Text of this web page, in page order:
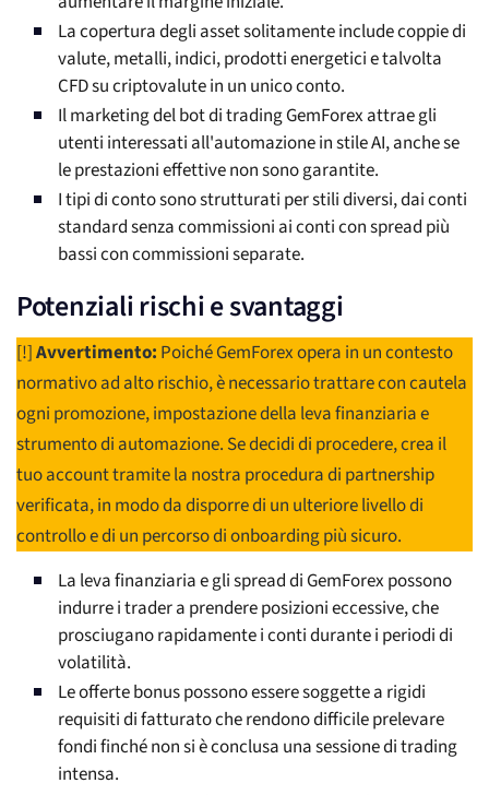
La copertura degli asset solitamente include coppie di
valute, metalli, indici, prodotti energetici e talvolta
CFD su criptovalute in un unico conto.
Il marketing del bot di trading GemForex attrae gli
utenti interessati all'automazione in stile AI, anche se
le prestazioni effettive non sono garantite.
I tipi di conto sono strutturati per stili diversi, dai conti
standard senza commissioni ai conti con spread più
bassi con commissioni separate.
Potenziali rischi e svantaggi
[!]Avvertimento: Poiché GemForex opera in un contesto
normativo ad alto rischio, è necessario trattare con cautela
ogni promozione, impostazione della leva finanziaria e
strumento di automazione. Se decidi di procedere, crea il
tuo account tramite la nostra procedura di partnership
verificata, in modo da disporre di un ulteriore livello di
controllo e di un percorso di onboarding più sicuro.
La leva finanziaria e gli spread di GemForex possono
indurre i trader a prendere posizioni eccessive, che
prosciugano rapidamente i conti durante i periodi di
volatilità.
Le offerte bonus possono essere soggette a rigidi
requisiti di fatturato che rendono difficile prelevare
fondi finché non si è conclusa una sessione di trading
intensa.